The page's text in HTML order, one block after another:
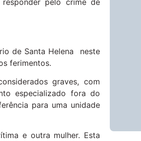
de Santa Helena neste
ferimentos.
graves, com
especializado fora do
para uma unidade
e outra mulher. Esta